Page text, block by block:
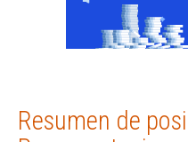
Resumen de